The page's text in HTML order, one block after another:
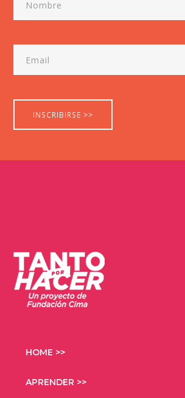
HOME >>
APRENDER >>